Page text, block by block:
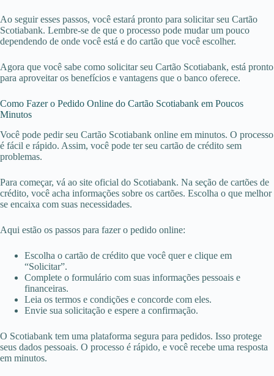
Ao seguir esses passos, você estará pronto para solicitar seu Cartão
Scotiabank. Lembre-se de que o processo pode mudar um pouco
dependendo de onde você está e do cartão que você escolher.
Agora que você sabe como solicitar seu Cartão Scotiabank, está pronto
para aproveitar os benefícios e vantagens que o banco oferece.
Como Fazer o Pedido Online do Cartão Scotiabank em Poucos
Minutos
Você pode pedir seu Cartão Scotiabank online em minutos. O processo
é fácil e rápido. Assim, você pode ter seu cartão de crédito sem
problemas.
Para começar, vá ao site oficial do Scotiabank. Na seção de cartões de
crédito, você acha informações sobre os cartões. Escolha o que melhor
se encaixa com suas necessidades.
Aqui estão os passos para fazer o pedido online:
Escolha o cartão de crédito que você quer e clique em
“Solicitar”.
Complete o formulário com suas informações pessoais e
financeiras.
Leia os termos e condições e concorde com eles.
Envie sua solicitação e espere a confirmação.
O Scotiabank tem uma plataforma segura para pedidos. Isso protege
seus dados pessoais. O processo é rápido, e você recebe uma resposta
em minutos.